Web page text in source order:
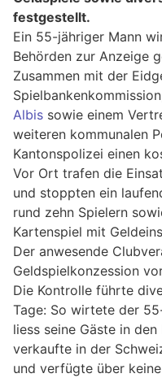
festgestellt.
Ein 55-jähriger Mann
Behörden zur Anzeige
Zusammen mit der
Albis sowie einem
weiteren kommunalen
Kantonspolizei einen
Vor Ort trafen die
und stoppten ein
rund zehn Spielern
Kartenspiel mit
Der anwesende
Geldspielkonzession
Die Kontrolle führte
Tage: So wirtete der
liess seine Gäste in
verkaufte in der
und verfügte über